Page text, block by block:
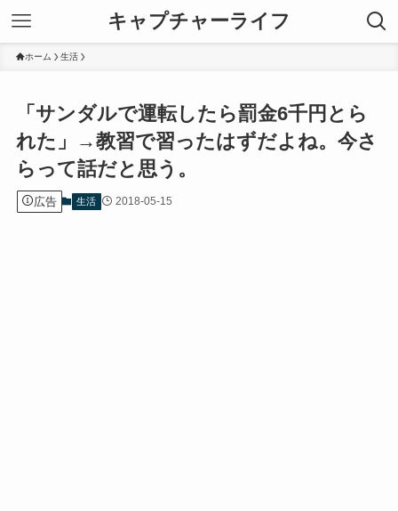
キャプチャーライフ
ホーム 生活
「サンダルで運転したら罰金6千円とら
れた」→教習で習ったはずだよね。今さ
らって話だと思う。
広告 生活 2018-05-15